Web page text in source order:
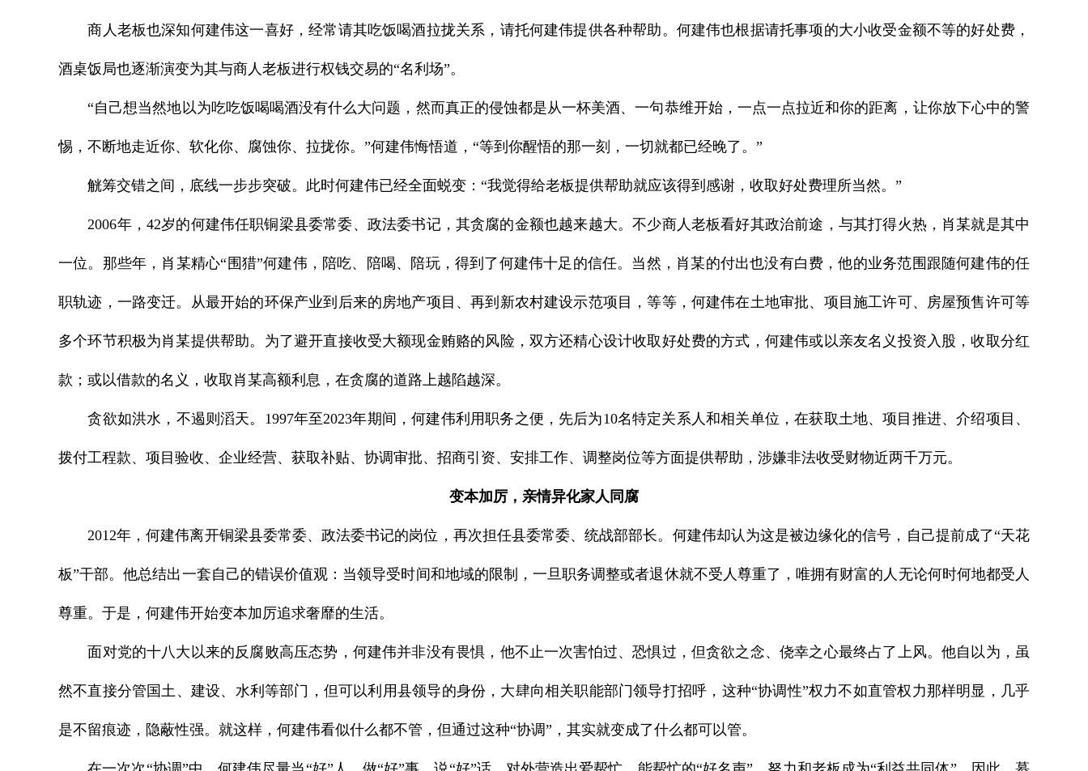
商人老板也深知何建伟这一喜好，经常请其吃饭喝酒拉拢关系，请托何建伟提供各种帮助。何建伟也根据请托事项的大小收受金额不等的好处费，
酒桌饭局也逐渐演变为其与商人老板进行权钱交易的“名利场”。
“自己想当然地以为吃吃饭喝喝酒没有什么大问题，然而真正的侵蚀都是从一杯美酒、一句恭维开始，一点一点拉近和你的距离，让你放下心中的警
惕，不断地走近你、软化你、腐蚀你、拉拢你。”何建伟悔悟道，“等到你醒悟的那一刻，一切就都已经晚了。”
觥筹交错之间，底线一步步突破。此时何建伟已经全面蜕变：“我觉得给老板提供帮助就应该得到感谢，收取好处费理所当然。”
2006年，42岁的何建伟任职铜梁县委常委、政法委书记，其贪腐的金额也越来越大。不少商人老板看好其政治前途，与其打得火热，肖某就是其中
一位。那些年，肖某精心“围猎”何建伟，陪吃、陪喝、陪玩，得到了何建伟十足的信任。当然，肖某的付出也没有白费，他的业务范围跟随何建伟的任
职轨迹，一路变迁。从最开始的环保产业到后来的房地产项目、再到新农村建设示范项目，等等，何建伟在土地审批、项目施工许可、房屋预售许可等
多个环节积极为肖某提供帮助。为了避开直接收受大额现金贿赂的风险，双方还精心设计收取好处费的方式，何建伟或以亲友名义投资入股，收取分红
款；或以借款的名义，收取肖某高额利息，在贪腐的道路上越陷越深。
贪欲如洪水，不遏则滔天。1997年至2023年期间，何建伟利用职务之便，先后为10名特定关系人和相关单位，在获取土地、项目推进、介绍项目、
拨付工程款、项目验收、企业经营、获取补贴、协调审批、招商引资、安排工作、调整岗位等方面提供帮助，涉嫌非法收受财物近两千万元。
变本加厉，亲情异化家人同腐
2012年，何建伟离开铜梁县委常委、政法委书记的岗位，再次担任县委常委、统战部部长。何建伟却认为这是被边缘化的信号，自己提前成了“天花
板”干部。他总结出一套自己的错误价值观：当领导受时间和地域的限制，一旦职务调整或者退休就不受人尊重了，唯拥有财富的人无论何时何地都受人
尊重。于是，何建伟开始变本加厉追求奢靡的生活。
面对党的十八大以来的反腐败高压态势，何建伟并非没有畏惧，他不止一次害怕过、恐惧过，但贪欲之念、侥幸之心最终占了上风。他自以为，虽
然不直接分管国土、建设、水利等部门，但可以利用县领导的身份，大肆向相关职能部门领导打招呼，这种“协调性”权力不如直管权力那样明显，几乎
是不留痕迹，隐蔽性强。就这样，何建伟看似什么都不管，但通过这种“协调”，其实就变成了什么都可以管。